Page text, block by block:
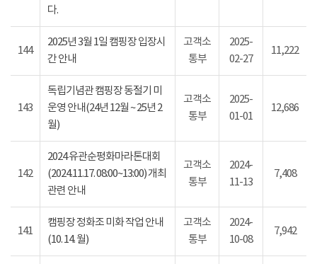
다.
144
2025년 3월 1일 캠핑장 입장시
간 안내
고객소
통부
2025-
02-27
11,222
143
독립기념관 캠핑장 동절기 미
운영 안내(24년 12월 ~ 25년 2
월)
고객소
통부
2025-
01-01
12,686
142
2024 유관순평화마라톤대회
(2024.11.17. 08:00~13:00) 개최
관련 안내
고객소
통부
2024-
11-13
7,408
141
캠핑장 정화조 미화 작업 안내
(10. 14. 월)
고객소
통부
2024-
10-08
7,942